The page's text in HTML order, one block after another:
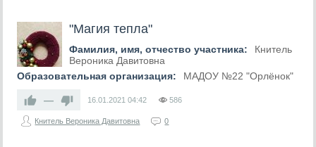
"Магия тепла"
Фамилия, имя, отчество участника:
Книтель
Вероника Давитовна
Образовательная организация:
МАДОУ №22 "Орлёнок"
— 16.01.2021 04:42 586
Книтель Вероника Давитовна 0